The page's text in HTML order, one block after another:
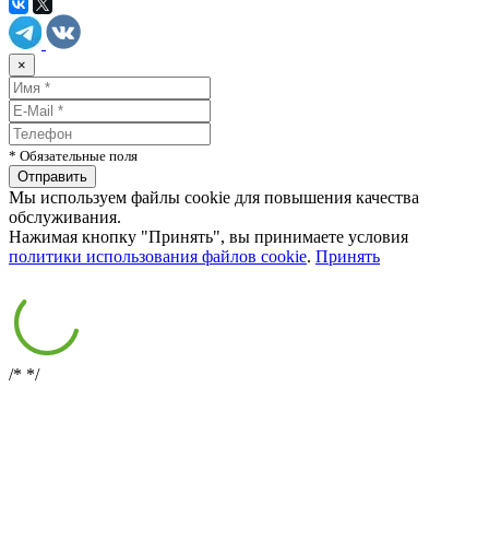
×
* Обязательные поля
Мы используем файлы cookie для повышения качества
обслуживания.
Нажимая кнопку "Принять", вы принимаете условия
политики использования файлов cookie. Принять
/* */